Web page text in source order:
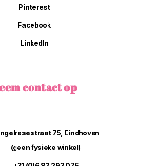
Pinterest
Facebook
LinkedIn
contact op
75, Eindhoven
(geen fysieke winkel)